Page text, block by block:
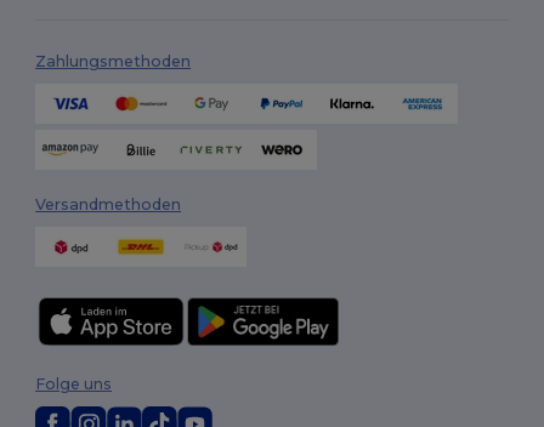
Zahlungsmethoden
Versandmethoden
Folge uns